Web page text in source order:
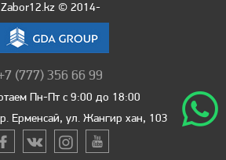
Zabor12.kz © 2014-
(777) 356 66 99
Пн-Пт с 9:00 до 18:00
Ерменсай, ул. Жангир хан, 103